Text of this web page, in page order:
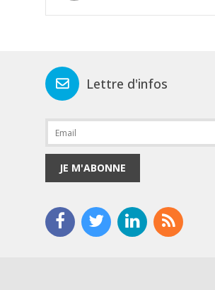
Lettre d'infos
JE M'ABONNE